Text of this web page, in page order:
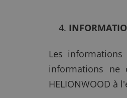
Les
informations ne
HELIONWOOD à